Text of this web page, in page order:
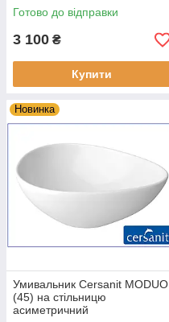
Готово до відправки
3 100 ₴
Купити
Новинка
Умивальник Cersanit MODUO
(45) на стільницю
асиметричний